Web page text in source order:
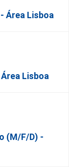
Área Lisboa
Lisboa
(m/f/d) -